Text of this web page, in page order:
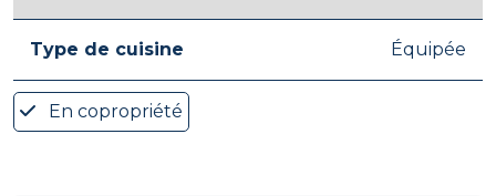
Type de cuisine Équipée
En copropriété